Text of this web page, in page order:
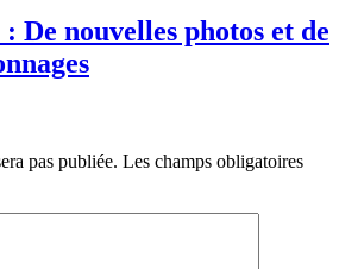
De nouvelles photos et de
pas publiée. Les champs obligatoires